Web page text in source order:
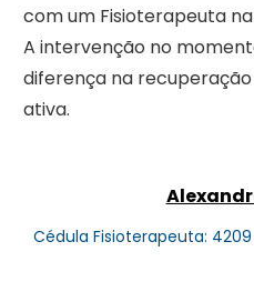
com um Fisioterapeuta
A intervenção no
diferença na
ativa.
Cédula Fisioterapeuta: